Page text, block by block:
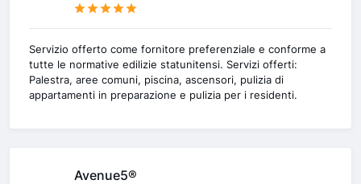
Servizio offerto come fornitore preferenziale e conforme a
tutte le normative edilizie statunitensi. Servizi offerti:
Palestra, aree comuni, piscina, ascensori, pulizia di
appartamenti in preparazione e pulizia per i residenti.
Avenue5®